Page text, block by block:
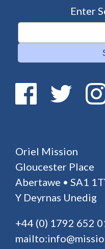
Enter
Oriel Mission
Gloucester Place
Abertawe • SA1
Y Deyrnas Unedig
+44 (0) 1792 652